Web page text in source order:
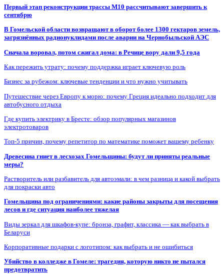
Первый этап реконструкции трассы М10 рассчитывают завершить к
сентябрю
В Гомельской области возвращают в оборот более 1300 гектаров земель,
загрязнённых радионуклидами после аварии на Чернобыльской АЭС
Сначала воровал, потом сжигал дома: в Речице вору дали 9,5 года
Как пережить утрату: почему поддержка играет ключевую роль
Бизнес за рубежом: ключевые тенденции и что нужно учитывать
Путешествие через Европу к морю: почему Греция идеально подходит для
автобусного отдыха
Где купить электрику в Бресте: обзор популярных магазинов
электротоваров
Топ-5 причин, почему репетитор по математике поможет вашему ребенку
Древесина гниет в лесхозах Гомельщины: будут ли приняты реальные
меры?
Растворитель или разбавитель для автоэмали: в чем разница и какой выбрать
для покраски авто
Гомельщина под ограничениями: какие районы закрыты для посещения
лесов и где ситуация наиболее тяжелая
Виды зеркал для шкафов-купе: бронза, графит, классика — как выбрать в
Беларуси
Корпоративные подарки с логотипом: как выбрать и не ошибиться
Убийство в колледже в Гомеле: трагедия, которую никто не пытался
предотвратить